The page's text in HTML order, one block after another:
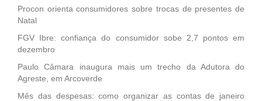
Procon orienta consumidores sobre trocas de presentes de
Natal
FGV Ibre: confiança do consumidor sobe 2,7 pontos em
dezembro
Paulo Câmara inaugura mais um trecho da Adutora do
Agreste, em Arcoverde
Mês das despesas: como organizar as contas de janeiro